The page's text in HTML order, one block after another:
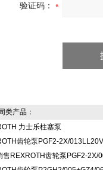
验证码：
类产品：
力士乐柱塞泵
齿轮泵PGF2-2X/
售REXROTH齿轮泵PGF2-2X/